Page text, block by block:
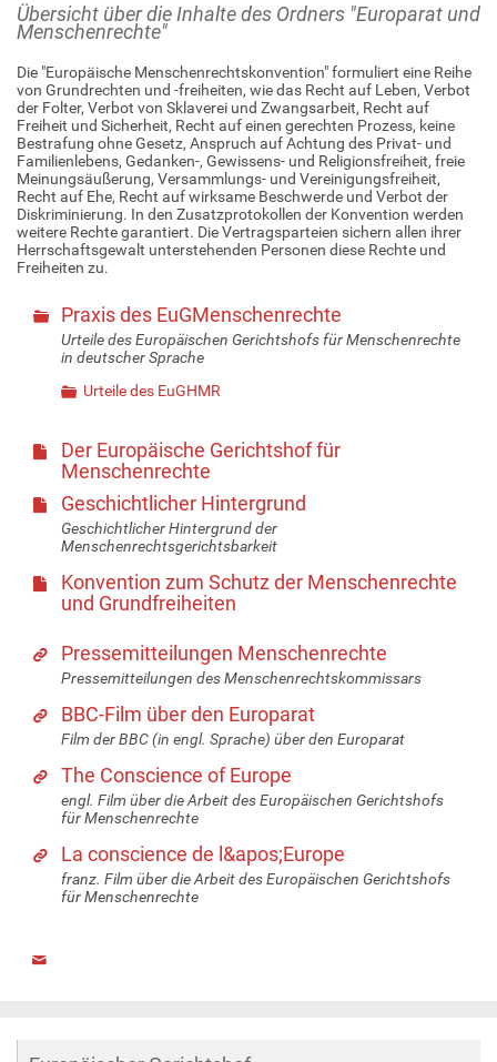
Übersicht über die Inhalte des Ordners "Europarat und
Menschenrechte"
Die "Europäische Menschenrechtskonvention" formuliert eine Reihe
von Grundrechten und -freiheiten, wie das Recht auf Leben, Verbot
der Folter, Verbot von Sklaverei und Zwangsarbeit, Recht auf
Freiheit und Sicherheit, Recht auf einen gerechten Prozess, keine
Bestrafung ohne Gesetz, Anspruch auf Achtung des Privat- und
Familienlebens, Gedanken-, Gewissens- und Religionsfreiheit, freie
Meinungsäußerung, Versammlungs- und Vereinigungsfreiheit,
Recht auf Ehe, Recht auf wirksame Beschwerde und Verbot der
Diskriminierung. In den Zusatzprotokollen der Konvention werden
weitere Rechte garantiert. Die Vertragsparteien sichern allen ihrer
Herrschaftsgewalt unterstehenden Personen diese Rechte und
Freiheiten zu.
Praxis des EuGMenschenrechte
Urteile des Europäischen Gerichtshofs für Menschenrechte
in deutscher Sprache
Urteile des EuGHMR
Der Europäische Gerichtshof für
Menschenrechte
Geschichtlicher Hintergrund
Geschichtlicher Hintergrund der
Menschenrechtsgerichtsbarkeit
Konvention zum Schutz der Menschenrechte
und Grundfreiheiten
Pressemitteilungen Menschenrechte
Pressemitteilungen des Menschenrechtskommissars
BBC-Film über den Europarat
Film der BBC (in engl. Sprache) über den Europarat
The Conscience of Europe
engl. Film über die Arbeit des Europäischen Gerichtshofs
für Menschenrechte
La conscience de l&apos;Europe
franz. Film über die Arbeit des Europäischen Gerichtshofs
für Menschenrechte